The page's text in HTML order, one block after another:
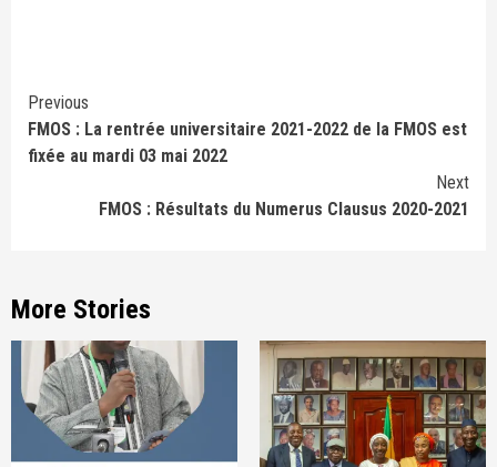
Continue
Reading
Previous
FMOS : La rentrée universitaire 2021-2022 de la FMOS est
fixée au mardi 03 mai 2022
Next
FMOS : Résultats du Numerus Clausus 2020-2021
More Stories